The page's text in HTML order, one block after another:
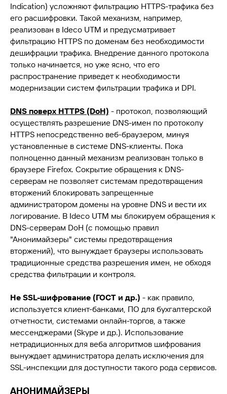
Indication) усложняют фильтрацию HTTPS-трафика без
его расшифровки. Такой механизм, например,
реализован в Ideco UTM и предусматривает
фильтрацию HTTPS по доменам без необходимости
дешифрации трафика. Внедрение данного протокола
только начинается, но уже ясно, что его
распространение приведет к необходимости
модернизации систем фильтрации трафика и DPI.
DNS поверх HTTPS (DoH) - протокол, позволяющий
осуществлять разрешение DNS-имен по протоколу
HTTPS непосредственно веб-браузером, минуя
установленные в системе DNS-клиенты. Пока
полноценно данный механизм реализован только в
браузере Firefox. Сокрытие обращения к DNS-
серверам не позволяет системам предотвращения
вторжений блокировать запрещенные
администратором домены на уровне DNS и вести их
логирование. В Ideco UTM мы блокируем обращения к
DNS-серверам DoH (с помощью правил
"Анонимайзеры" системы предотвращения
вторжений), что вынуждает браузеры использовать
традиционные средства разрешения имен, не обходя
средства фильтрации и контроля.
Не SSL-шифрование (ГОСТ и др.) - как правило,
используется клиент-банками, ПО для бухгалтерской
отчетности, системами онлайн-торгов, а также
мессенджерами (Skype и др.). Использование
нетрадиционных для веба алгоритмов шифрования
вынуждает администратора делать исключения для
SSL-инспекции для доступности такого рода сервисов.
АНОНИМАЙЗЕРЫ